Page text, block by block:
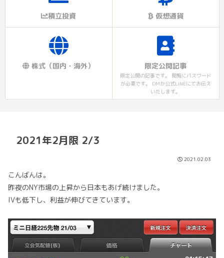
積立投資 仮想通貨
株式（国内・海外） 限定公開記事
限定公開の記事です。 閲覧にパスワード
が必要です。 DMか公式LINEにてお伝え
いたします。
2021年2月限 2/3
2021.02.03
こんばんは。
昨夜のNY市場の上昇から日本もあげ続けました。
IVも低下し、利益が伸びてきています。